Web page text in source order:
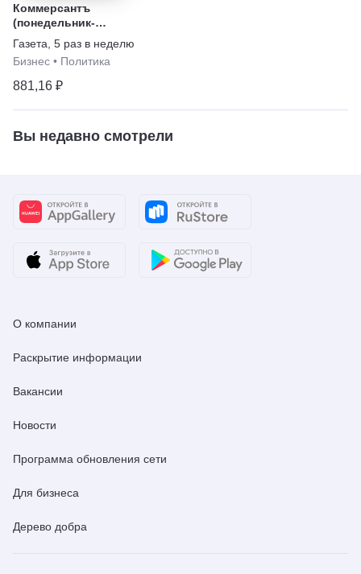
Коммерсантъ
(понедельник-
пятница)
Газета 5 раз в неделю
Бизнес • Политика
881,16 ₽
Вы недавно смотрели
О компании
Раскрытие информации
Вакансии
Новости
Программа обновления сети
Для бизнеса
Дерево добра